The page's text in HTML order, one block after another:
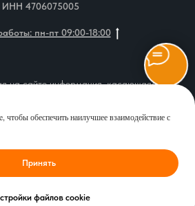
обеспечить наилучшее взаимодействие с
Принять
файлов cookie
ИНН 4706075005
пн-пт 09:00-18:00
на сайте информация, касающаяся
характеристик, наличия на
и сервисного обслуживания, носит
положениями Статьи 437 (2)
Российской Федерации. Перед
рекомендуем уточнить у наших
Вас характеристики выбранных